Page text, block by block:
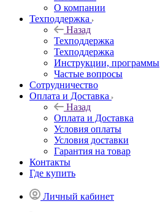
О компании
Техподдержка
Назад
Техподдержка
Техподдержка
Инструкции, программы
Частые вопросы
Сотрудничество
Оплата и Доставка
Назад
Оплата и Доставка
Условия оплаты
Условия доставки
Гарантия на товар
Контакты
Где купить
Личный кабинет